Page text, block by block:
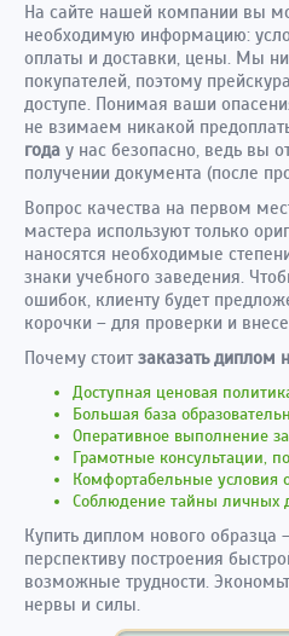
На сайте нашей компании вы
необходимую информацию:
оплаты и доставки, цены. Мы
покупателей, поэтому
доступе. Понимая ваши
не взимаем никакой
года у нас безопасно, ведь вы
получении документа (после
Вопрос качества на первом
мастера используют только
наносятся необходимые
знаки учебного заведения.
ошибок, клиенту будет
корочки – для проверки и
Почему стоит заказать диплом
Доступная ценовая
Большая база
Оперативное выполнение
Грамотные консультации,
Комфортабельные условия
Соблюдение тайны личных
Купить диплом нового образца
перспективу построения
возможные трудности.
нервы и силы.